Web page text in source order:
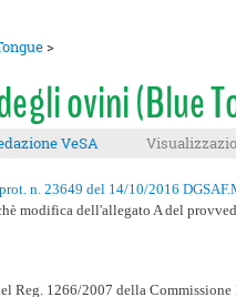
>
ovini (Blue
VeSA
n. 23649 del 14/10/2016
modifica dell'allegato A del
Reg. 1266/2007 della